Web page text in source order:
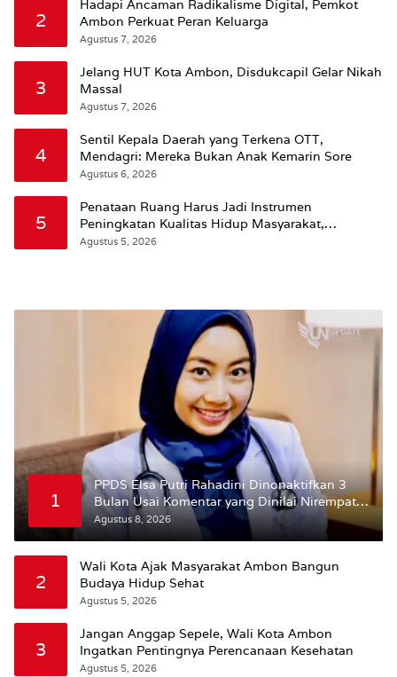
2
Hadapi Ancaman Radikalisme Digital, Pemkot
Ambon Perkuat Peran Keluarga
Agustus 7, 2026
3
Jelang HUT Kota Ambon, Disdukcapil Gelar Nikah
Massal
Agustus 7, 2026
4
Sentil Kepala Daerah yang Terkena OTT,
Mendagri: Mereka Bukan Anak Kemarin Sore
Agustus 6, 2026
5
Penataan Ruang Harus Jadi Instrumen
Peningkatan Kualitas Hidup Masyarakat,
Wattimena: Revisi RT-RW Ditetapkan Pemkot
Agustus 5, 2026
1
PPDS Elsa Putri Rahadini Dinonaktifkan 3
Bulan Usai Komentar yang Dinilai Nirempati
ke Pasien BPJS
Agustus 8, 2026
2
Wali Kota Ajak Masyarakat Ambon Bangun
Budaya Hidup Sehat
Agustus 5, 2026
3
Jangan Anggap Sepele, Wali Kota Ambon
Ingatkan Pentingnya Perencanaan Kesehatan
Agustus 5, 2026